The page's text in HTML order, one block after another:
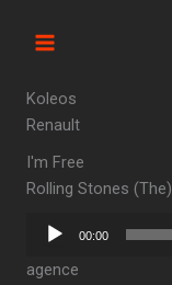
Koleos
Renault
I'm Free
Rolling Stones (The)
Lecteur
00:00
agence